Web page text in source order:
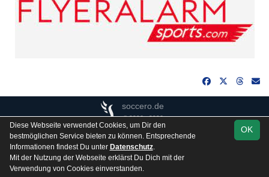
soccero.de
© 2006 - 2026
Besucherstatistik Kontakt Impressum
Gästebuch
Datenschutz
OK
Diese Webseite verwendet Cookies, um Dir den
bestmöglichen Service bieten zu können. Entsprechende
Informationen findest Du unter Datenschutz.
Mit der Nutzung der Webseite erklärst Du Dich mit der
Verwendung von Cookies einverstanden.